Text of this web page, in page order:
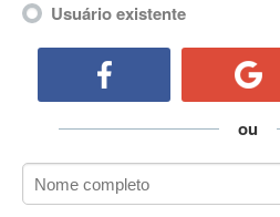
ActiveCollab
ActiveX
ActiveX Data Objects (ADO)
Ada
Adianti Framework
ADK
Administração
Usuário existente
ou